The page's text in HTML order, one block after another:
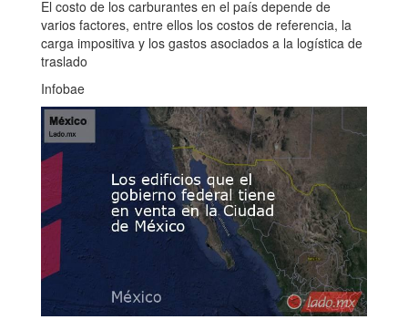
El costo de los carburantes en el país depende de
varios factores, entre ellos los costos de referencia, la
carga impositiva y los gastos asociados a la logística de
traslado
Infobae